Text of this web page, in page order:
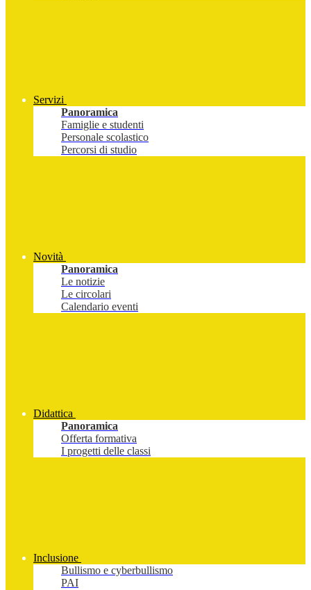
Servizi
Panoramica
Famiglie e studenti
Personale scolastico
Percorsi di studio
Novità
Panoramica
Le notizie
Le circolari
Calendario eventi
Didattica
Panoramica
Offerta formativa
I progetti delle classi
Inclusione
Bullismo e cyberbullismo
PAI